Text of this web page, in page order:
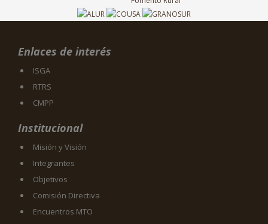
Enlaces de interés
ISGA
RTRS
CMPP
Institucional
Misión y Visión
Integrantes
Objetivos
Comisión Directiva
Encuentros MTO